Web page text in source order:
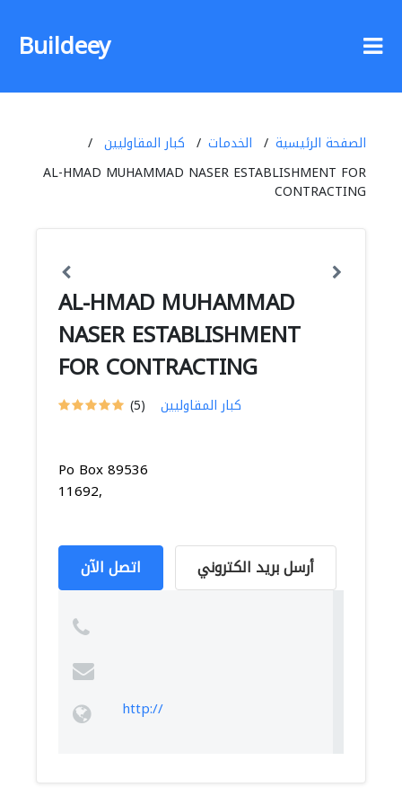
Buildeey
الصفحة الرئيسية الخدمات
كبار المقاوليين
AL-HMAD MUHAMMAD NASER ESTABLISHMENT FOR
CONTRACTING
AL-HMAD MUHAMMAD
NASER ESTABLISHMENT
FOR CONTRACTING
(5) كبار المقاوليين
Po Box 89536
11692,
اتصل الآن أرسل بريد الكتروني
http://